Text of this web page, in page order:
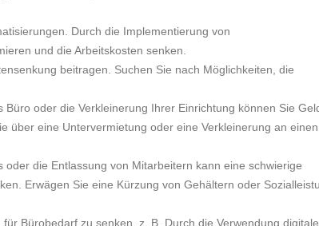
Durch die Implementierung von
und die Arbeitskosten senken.
beitragen. Suchen Sie nach Möglichkeiten, die
oder die Verkleinerung Ihrer Einrichtung können Sie
über eine Untervermietung oder eine Verkleinerung an einen
die Entlassung von Mitarbeitern kann eine schwierige
Erwägen Sie eine Kürzung von Gehältern oder
Bürobedarf zu senken, z. B. Durch die Verwendung